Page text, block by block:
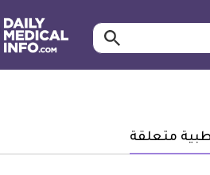
ابحث…
متعلقة